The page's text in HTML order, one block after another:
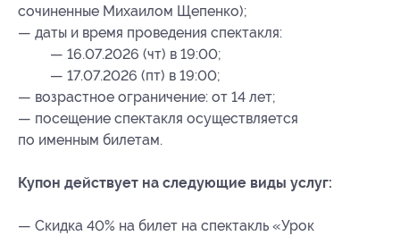
сочиненные Михаилом Щепенко);
— даты и время проведения спектакля:
— 16.07.2026 (чт) в 19:00;
— 17.07.2026 (пт) в 19:00;
— возрастное ограничение: от 14 лет;
— посещение спектакля осуществляется
по именным билетам.
Купон действует на следующие виды услуг:
— Скидка 40% на билет на спектакль «Урок